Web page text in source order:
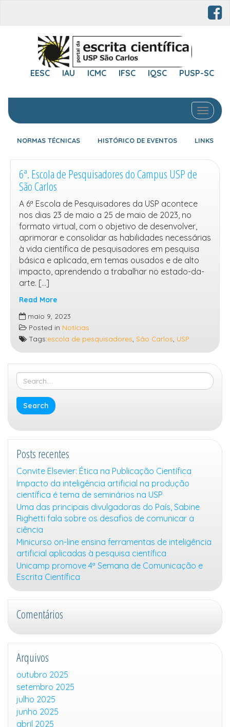
EESC IAU ICMC IFSC IQSC PUSP-SC
Toggle
NORMAS TÉCNICAS HISTÓRICO DE EVENTOS LINKS
6ª. Escola de Pesquisadores do Campus USP de
São Carlos
A 6ª Escola de Pesquisadores da USP acontece
nos dias 23 de maio a 25 de maio de 2023, no
formato virtual, com o objetivo de desenvolver,
aprimorar e consolidar as habilidades necessárias
à vida científica de pesquisadores em pesquisa
básica e aplicada, em temas ousados e de alto
impacto, aprendendo a trabalhar no estado-da-
arte. […]
Read More
6ª.
Escola
de
Pesquisadores
do
Campus
USP
de
São
Carlos
maio 9, 2023
Posted in Notícias
Tags:escola de pesquisadores São Carlos USP
Posts recentes
Convite Elsevier: Ética na Publicação Científica
Impacto da inteligência artificial na produção
científica é tema de seminários na USP
Uma das principais divulgadoras do País, Sabine
Righetti fala sobre os desafios de comunicar a
ciência
Minicurso on-line ensina ferramentas de inteligência
artificial aplicadas à pesquisa científica
Unicamp promove 4ª Semana de Comunicação e
Escrita Científica
Comentários
Arquivos
outubro 2025
setembro 2025
julho 2025
junho 2025
abril 2025